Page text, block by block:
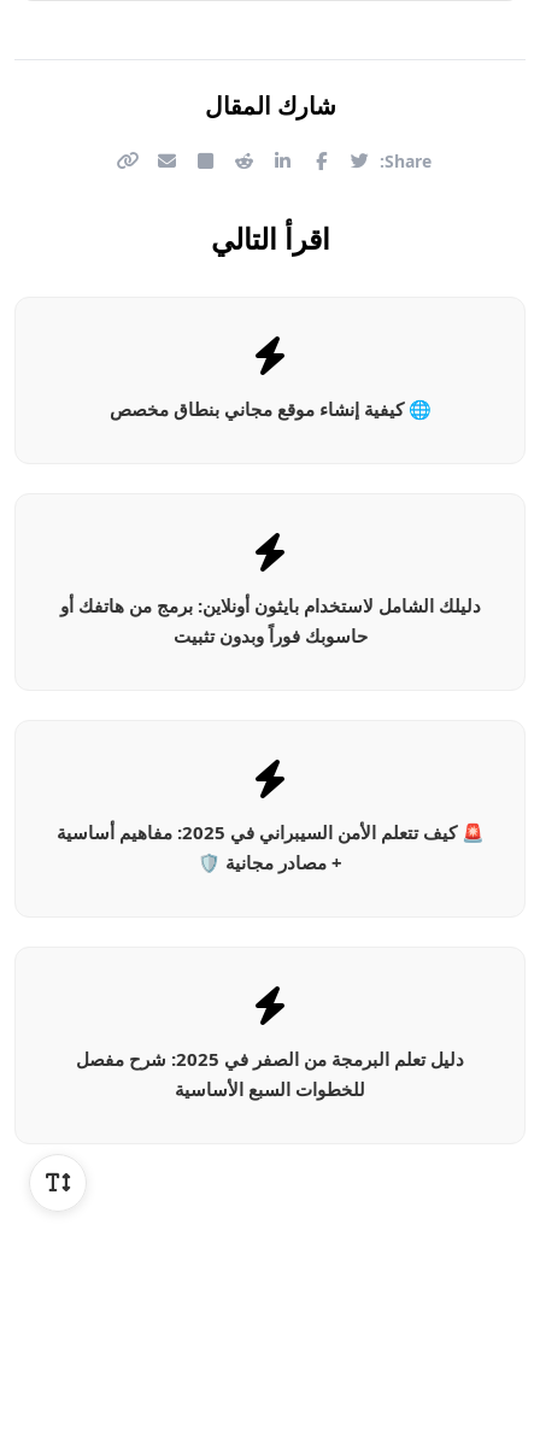
شارك المقال
Share:
اقرأ التالي
🌐 كيفية إنشاء موقع مجاني بنطاق مخصص
دليلك الشامل لاستخدام بايثون أونلاين: برمج من هاتفك أو
حاسوبك فوراً وبدون تثبيت
🚨 كيف تتعلم الأمن السيبراني في 2025: مفاهيم أساسية
+ مصادر مجانية 🛡️
دليل تعلم البرمجة من الصفر في 2025: شرح مفصل
للخطوات السبع الأساسية